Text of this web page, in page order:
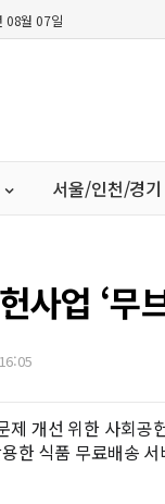
08월 07일
서울/인천/경기
사업 ‘무
제 개선 위한 사회공
한 식품 무료배송 서